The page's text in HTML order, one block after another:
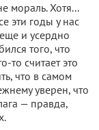
мораль. Хотя...
эти годы у нас
и усердно
того, что
то считает это
что в самом
уверен, что
— правда,